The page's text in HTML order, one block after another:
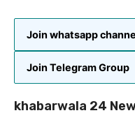
Join whatsapp
Join Telegram Group
khabarwala 24